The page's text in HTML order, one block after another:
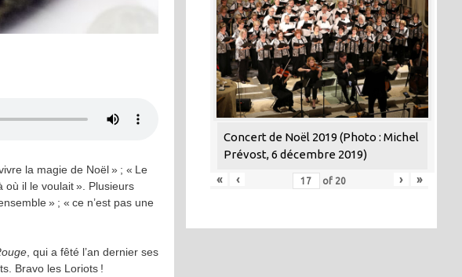
la magie de Noël » ; « Le
il le voulait ». Plusieurs
» ; « ce n’est pas une
, qui a fêté l’an dernier ses
Bravo les Loriots !
Concert de Noël 2019 (Photo : Michel
Prévost, 6 décembre 2019)
«
‹ of 20 › »